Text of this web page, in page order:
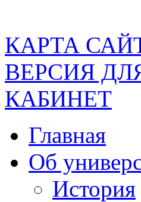
КАРТА
ВЕРСИЯ
КАБИНЕТ
Главная
Об
История